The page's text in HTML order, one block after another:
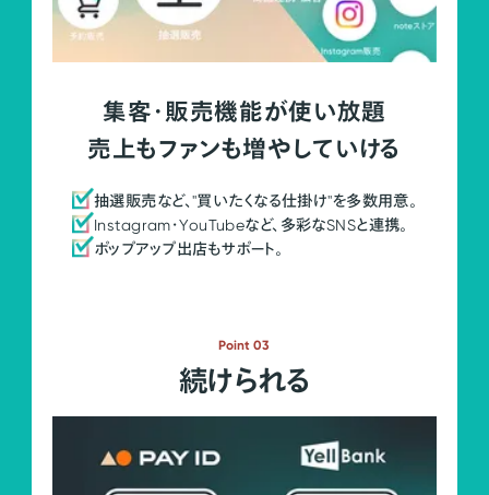
集客・販売機能が使い放題
売上もファンも増やしていける
抽選販売など、"買いたくなる仕掛け"を多数用意。
Instagram・YouTubeなど、多彩なSNSと連携。
ポップアップ出店もサポート。
Point 03
続けられる